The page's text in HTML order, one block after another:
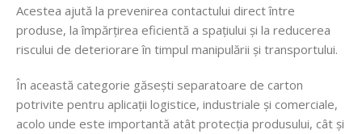
Acestea ajută la prevenirea contactului direct între
produse, la împărțirea eficientă a spațiului și la reducerea
riscului de deteriorare în timpul manipulării și transportului.
În această categorie găsești separatoare de carton
potrivite pentru aplicații logistice, industriale și comerciale,
acolo unde este importantă atât protecția produsului, cât și